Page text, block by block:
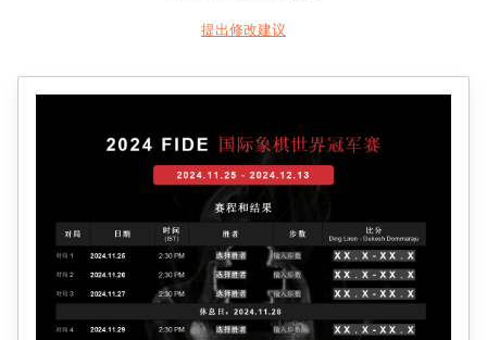
提出修改建议